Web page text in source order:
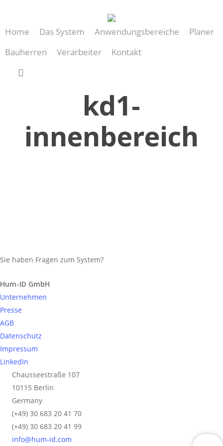
main
Home Das System Anwendungsbereiche
Planer
Bauherren
Verarbeiter Kontakt
kd1-
innenbereich
Sie haben Fragen zum System?
Hum-ID GmbH
Unternehmen
Presse
AGB
Datenschutz
Impressum
LinkedIn
Chausseestraße 107
10115 Berlin
Germany
(+49) 30 683 20 41 70
(+49) 30 683 20 41 99
info@hum-id.com